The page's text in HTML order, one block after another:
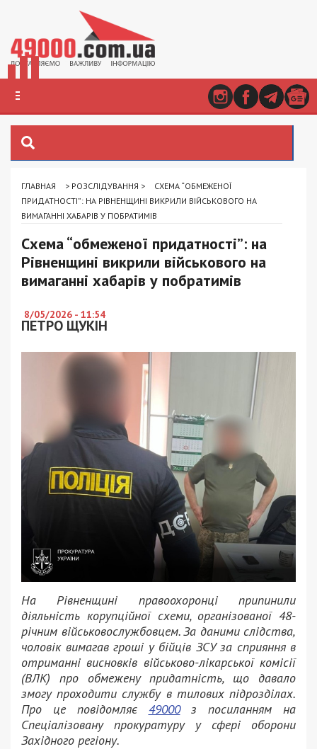
ГЛАВНАЯ > РОЗСЛІДУВАННЯ >
СХЕМА “ОБМЕЖЕНОЇ
ПРИДАТНОСТІ”: НА РІВНЕНЩИНІ ВИКРИЛИ ВІЙСЬКОВОГО НА
ВИМАГАННІ ХАБАРІВ У ПОБРАТИМІВ
Схема “обмеженої придатності”: на
Рівненщині викрили військового на
вимаганні хабарів у побратимів
8/05/2026 - 11:54
ПЕТРО ЩУКІН
На Рівненщині правоохоронці припинили
діяльність корупційної схеми, організованої 48-
річним військовослужбовцем. За даними слідства,
чоловік вимагав гроші у бійців ЗСУ за сприяння в
отриманні висновків військово-лікарської комісії
(ВЛК) про обмежену придатність, що давало
змогу проходити службу в тилових підрозділах.
Про це повідомляє 49000з посиланням на
Спеціалізовану прокуратуру у сфері оборони
Західного регіону.